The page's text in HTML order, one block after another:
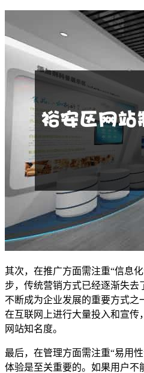
其次，在推广方面需注重“信息
步，传统营销方式已经逐渐失去
不断成为企业发展的重要方式
在互联网上进行大量投入和宣传
网站知名度。
最后，在管理方面需注重“易用
体验是至关重要的。如果用户不